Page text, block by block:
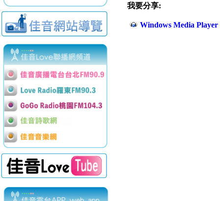
我要分享:
Windows Media